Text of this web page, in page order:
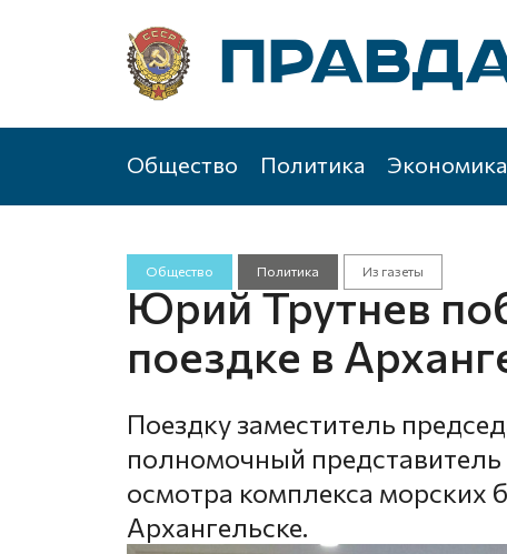
Общество Политика Экономика
Общество Политика Из газеты
Юрий Трутнев
поездке в
Поездку заместитель
полномочный
осмотра комплекса морских
Архангельске.